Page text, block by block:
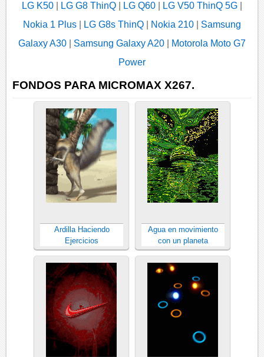
LG K50 LG G8 ThinQ LG Q60 LG V50 ThinQ 5G
Nokia 1 Plus
LG G8s ThinQ Nokia 210
Samsung
Galaxy A30
Samsung Galaxy A20
Motorola Moto G7
Power
FONDOS PARA MICROMAX X267.
Ardilla Haciendo
Ejercicios
Agua en movimiento
con un planeta